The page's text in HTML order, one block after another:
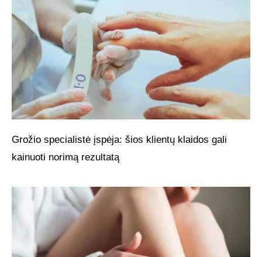
Grožio specialistė įspėja: šios klientų klaidos gali
kainuoti norimą rezultatą